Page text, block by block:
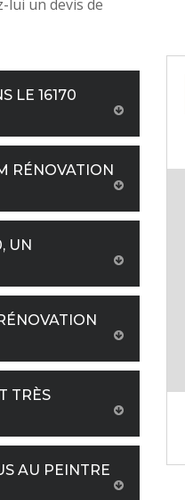
lui un devis de
LE 16170
RÉNOVATION
UN
TRÈS
AU PEINTRE